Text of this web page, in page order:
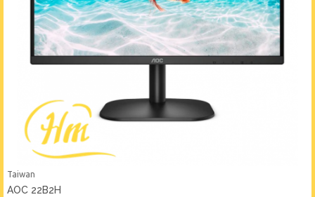
Taiwan
AOC 22B2H